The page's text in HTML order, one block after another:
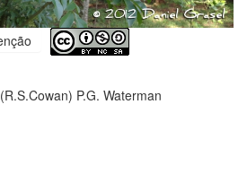
(R.S.Cowan) P.G. Waterman